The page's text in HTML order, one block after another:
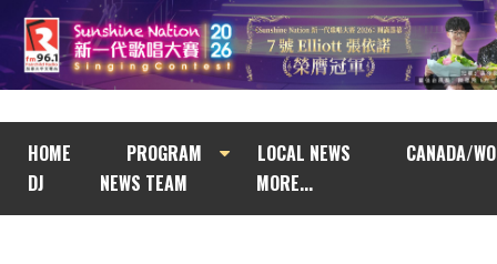
HOME PROGRAM LOCAL NEWS
CANADA/
DJ
NEWS TEAM MORE...